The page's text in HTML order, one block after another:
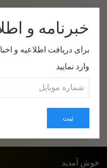
صفحه اول
خوش آمدید
خبرنامه و
برای دریافت اطلاعیه و
وارد نمایید
ثبت